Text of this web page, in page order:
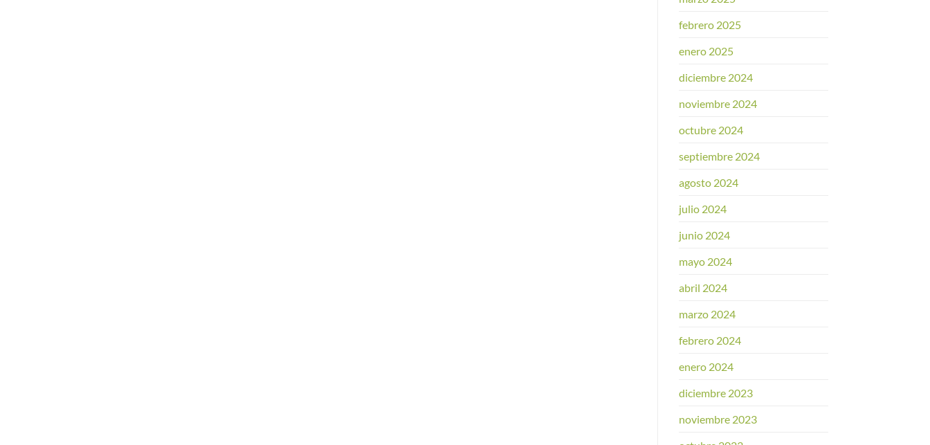
febrero 2025
enero 2025
diciembre 2024
noviembre 2024
octubre 2024
septiembre 2024
agosto 2024
julio 2024
junio 2024
mayo 2024
abril 2024
marzo 2024
febrero 2024
enero 2024
diciembre 2023
noviembre 2023